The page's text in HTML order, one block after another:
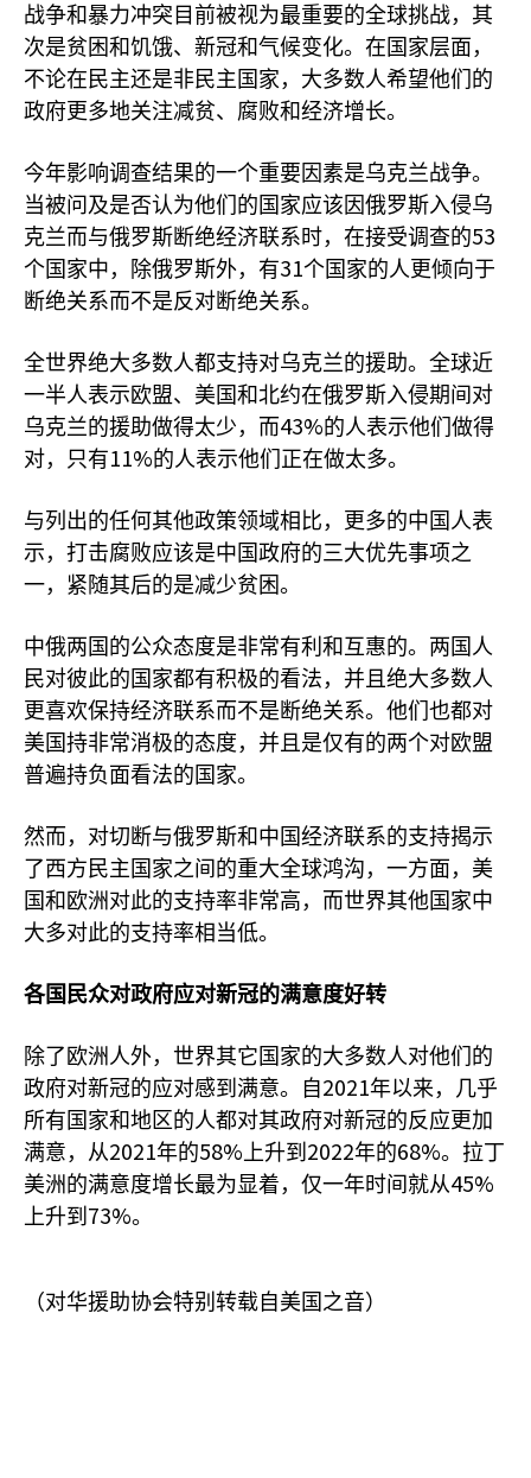
战争和暴力冲突目前被视为最重要的全球挑战，其
次是贫困和饥饿、新冠和气候变化。在国家层面，
不论在民主还是非民主国家，大多数人希望他们的
政府更多地关注减贫、腐败和经济增长。
今年影响调查结果的一个重要因素是乌克兰战争。
当被问及是否认为他们的国家应该因俄罗斯入侵乌
克兰而与俄罗斯断绝经济联系时，在接受调查的53
个国家中，除俄罗斯外，有31个国家的人更倾向于
断绝关系而不是反对断绝关系。
全世界绝大多数人都支持对乌克兰的援助。全球近
一半人表示欧盟、美国和北约在俄罗斯入侵期间对
乌克兰的援助做得太少，而43%的人表示他们做得
对，只有11%的人表示他们正在做太多。
与列出的任何其他政策领域相比，更多的中国人表
示，打击腐败应该是中国政府的三大优先事项之
一，紧随其后的是减少贫困。
中俄两国的公众态度是非常有利和互惠的。两国人
民对彼此的国家都有积极的看法，并且绝大多数人
更喜欢保持经济联系而不是断绝关系。他们也都对
美国持非常消极的态度，并且是仅有的两个对欧盟
普遍持负面看法的国家。
然而，对切断与俄罗斯和中国经济联系的支持揭示
了西方民主国家之间的重大全球鸿沟，一方面，美
国和欧洲对此的支持率非常高，而世界其他国家中
大多对此的支持率相当低。
各国民众对政府应对新冠的满意度好转
除了欧洲人外，世界其它国家的大多数人对他们的
政府对新冠的应对感到满意。自 2021年以来，几乎
所有国家和地区的人都对其政府对新冠的反应更加
满意，从2021年的58%上升到 2022年的68%。拉丁
美洲的满意度增长最为显着，仅一年时间就从45%
上升到 73%。
（对华援助协会特别转载自美国之音）